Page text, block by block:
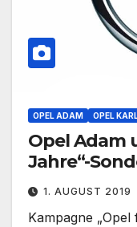
OPEL ADAM OPEL KARL
Opel Adam
Jahre“-
1. AUGUST 2019
Kampagne